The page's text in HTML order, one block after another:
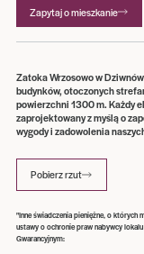
Zapytaj o mieszkanie
Zatoka Wrzosowo w
budynków, otoczonych
powierzchni 1300 m. Każdy
zaprojektowany z myślą o
wygody i zadowolenia
Pobierz rzut
"Inne świadczenia pieniężne, o których
ustawy o ochronie praw nabywcy
Gwarancyjnym: